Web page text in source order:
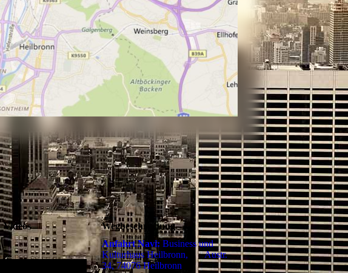
Videos
Wegbeschreibung
Anfahrt Navi: Business und
Kulturhaus Heilbronn, Austr.
34, 74076 Heilbronn